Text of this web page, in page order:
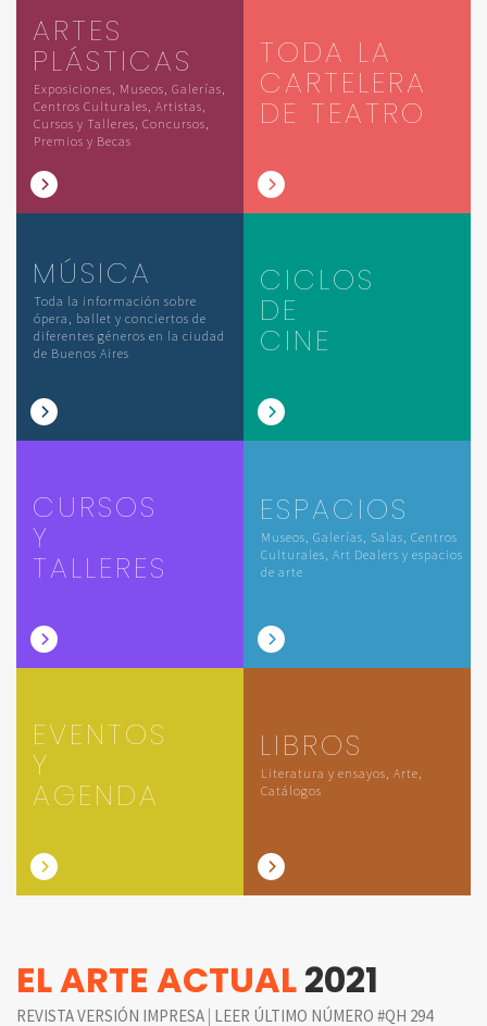
ARTES
PLÁSTICAS
Exposiciones, Museos, Galerías,
Centros Culturales, Artistas,
Cursos y Talleres, Concursos,
Premios y Becas
TODA LA
CARTELERA
DE TEATRO
MÚSICA
Toda la información sobre
ópera, ballet y conciertos de
diferentes géneros en la ciudad
de Buenos Aires
CICLOS
DE
CINE
CURSOS
Y
TALLERES
ESPACIOS
Museos, Galerías, Salas, Centros
Culturales, Art Dealers y espacios
de arte
EVENTOS
Y
AGENDA
LIBROS
Literatura y ensayos, Arte,
Catálogos
EL ARTE ACTUAL2021
REVISTA VERSIÓN IMPRESA | LEER ÚLTIMO NÚMERO #QH 294